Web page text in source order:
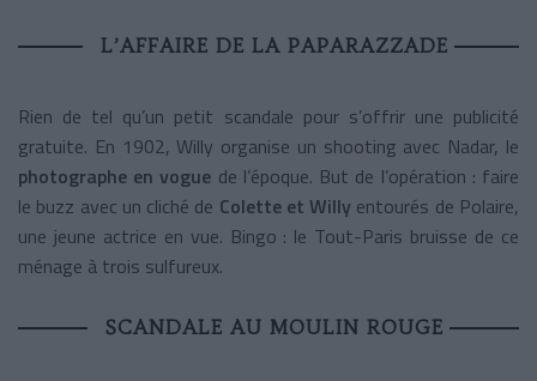
L’AFFAIRE DE LA PAPARAZZADE
Rien de tel qu’un petit scandale pour s’offrir une publicité
gratuite. En 1902, Willy organise un shooting avec Nadar, le
photographe en vogue de l’époque. But de l’opération : faire
le buzz avec un cliché de Colette et Willy entourés de Polaire,
une jeune actrice en vue. Bingo : le Tout-Paris bruisse de ce
ménage à trois sulfureux.
SCANDALE AU MOULIN ROUGE